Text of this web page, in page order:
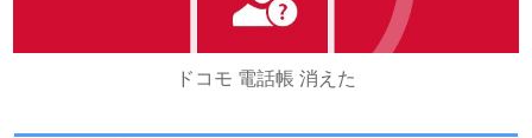
ドコモ 電話帳 消えた